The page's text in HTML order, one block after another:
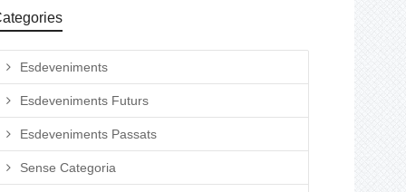
Esdeveniments
Esdeveniments Futurs
Esdeveniments Passats
Sense Categoria